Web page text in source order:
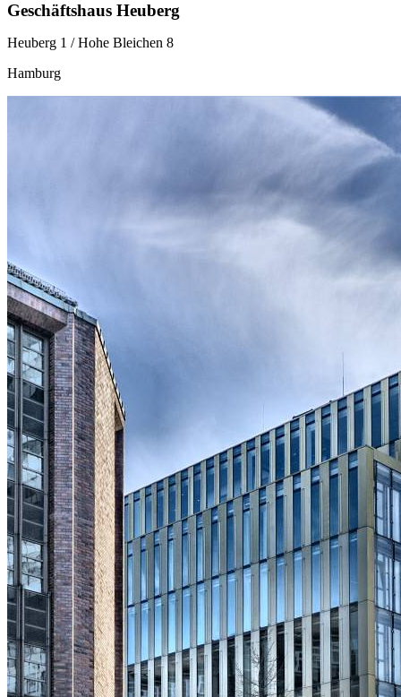
Geschäftshaus Heuberg
Heuberg 1 / Hohe Bleichen 8
Hamburg